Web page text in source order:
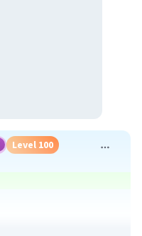
Level 100